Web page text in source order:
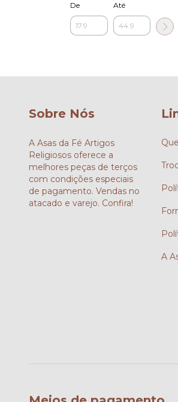
De Até
Sobre Nós
A Asas da Fé Artigos
Religiosos oferece a
melhores peças de terços
com condições especiais
de pagamento. Vendas no
atacado e varejo. Confira!
A